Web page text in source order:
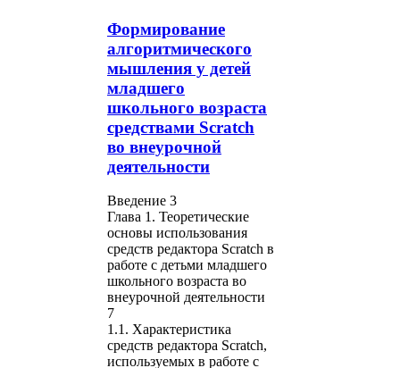
Формирование
алгоритмического
мышления у детей
младшего
школьного возраста
средствами Scratch
во внеурочной
деятельности
Введение 3
Глава 1. Теоретические
основы использования
средств редактора Scratch в
работе с детьми младшего
школьного возраста во
внеурочной деятельности
7
1.1. Характеристика
средств редактора Scratch,
используемых в работе с